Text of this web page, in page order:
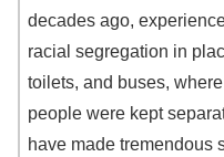
decades ago,
racial segregation in
toilets, and buses,
people were kept
have made tremendous